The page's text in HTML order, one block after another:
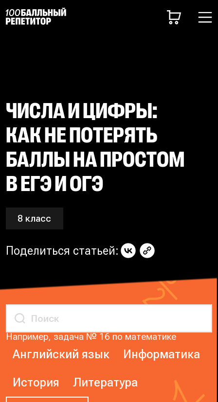
ЧИСЛА И ЦИФРЫ:
КАК НЕ ПОТЕРЯТЬ
БАЛЛЫ НА ПРОСТОМ
В ЕГЭ И ОГЭ
8 класс
Поделиться статьей:
Например, задача № 16 по математике
Английский язык Информатика
История Литература